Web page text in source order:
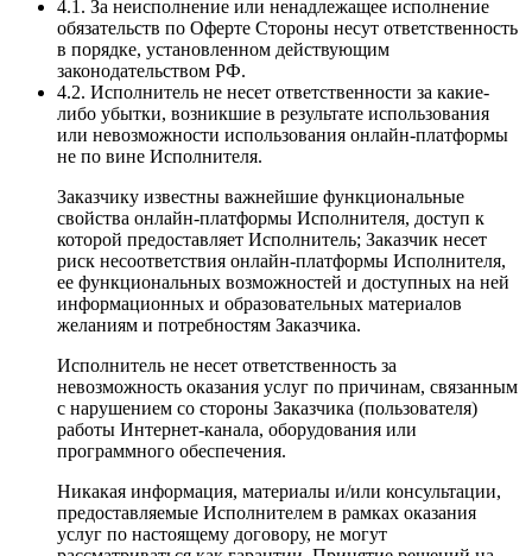
4.1. За неисполнение или ненадлежащее исполнение
обязательств по Оферте Стороны несут ответственность
в порядке, установленном действующим
законодательством РФ.
4.2. Исполнитель не несет ответственности за какие-
либо убытки, возникшие в результате использования
или невозможности использования онлайн-платформы
не по вине Исполнителя.
Заказчику известны важнейшие функциональные
свойства онлайн-платформы Исполнителя, доступ к
которой предоставляет Исполнитель; Заказчик несет
риск несоответствия онлайн-платформы Исполнителя,
ее функциональных возможностей и доступных на ней
информационных и образовательных материалов
желаниям и потребностям Заказчика.
Исполнитель не несет ответственность за
невозможность оказания услуг по причинам, связанным
с нарушением со стороны Заказчика (пользователя)
работы Интернет-канала, оборудования или
программного обеспечения.
Никакая информация, материалы и/или консультации,
предоставляемые Исполнителем в рамках оказания
услуг по настоящему договору, не могут